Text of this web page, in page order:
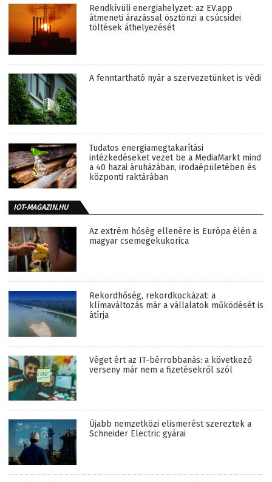
Rendkívüli energiahelyzet: az EV.app
átmeneti árazással ösztönzi a csúcsidei
töltések áthelyezését
A fenntartható nyár a szervezetünket is védi
Tudatos energiamegtakarítási
intézkedéseket vezet be a MediaMarkt mind
a 40 hazai áruházában, irodaépületében és
központi raktárában
IOT-MAGAZIN.HU
Az extrém hőség ellenére is Európa élén a
magyar csemegekukorica
Rekordhőség, rekordkockázat: a
klímaváltozás már a vállalatok működését is
átírja
Véget ért az IT-bérrobbanás: a következő
verseny már nem a fizetésekről szól
Újabb nemzetközi elismerést szereztek a
Schneider Electric gyárai